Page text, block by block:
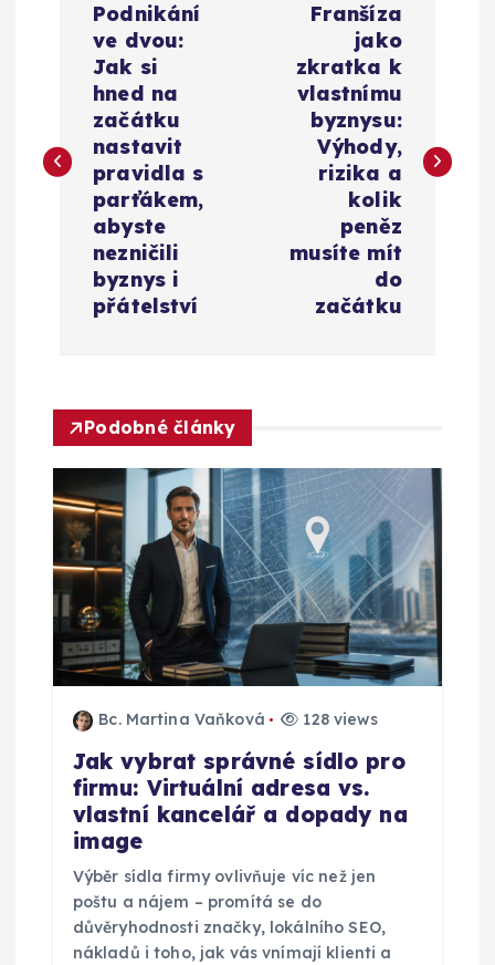
i
p
r
o
p
ř
Podnikání
ve dvou:
Jak si
hned na
začátku
nastavit
pravidla s
parťákem,
abyste
nezničili
byznys i
přátelství
Franšíza
jako
zkratka k
vlastnímu
byznysu:
Výhody,
rizika a
kolik
peněz
musíte mít
do
začátku
Podobné články
Bc. Martina Vaňková 128 views
Jak vybrat správné sídlo pro
firmu: Virtuální adresa vs.
vlastní kancelář a dopady na
image
Výběr sídla firmy ovlivňuje víc než jen
poštu a nájem – promítá se do
důvěryhodnosti značky, lokálního SEO,
nákladů i toho, jak vás vnímají klienti a